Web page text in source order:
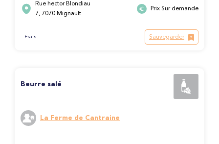
Rue hector Blondiau
7, 7070 Mignault
Prix Sur demande
Frais Sauvegarder
Beurre salé
La Ferme de Cantraine